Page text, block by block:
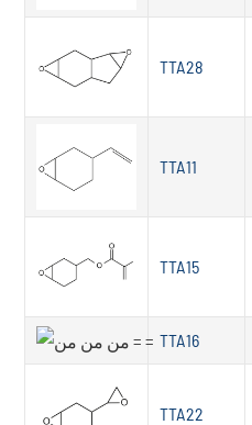
TTA28
TTA11
TTA15
TTA16
TTA22